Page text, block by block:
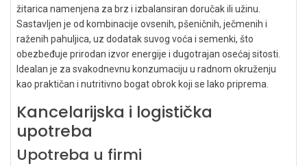
žitarica namenjena za brz i izbalansiran doručak ili užinu.
Sastavljen je od kombinacije ovsenih, pšeničnih, ječmenih i
raženih pahuljica, uz dodatak suvog voća i semenki, što
obezbeđuje prirodan izvor energije i dugotrajan osećaj sitosti.
Idealan je za svakodnevnu konzumaciju u radnom okruženju
kao praktičan i nutritivno bogat obrok koji se lako priprema.
Kancelarijska i logistička
upotreba
Upotreba u firmi